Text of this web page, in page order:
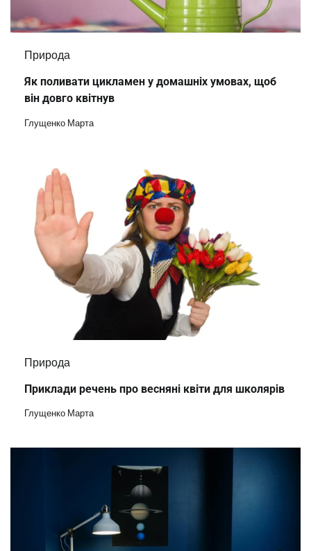
Природа
Як поливати цикламен у домашніх умовах, щоб
він довго квітнув
Глущенко Марта
Природа
Приклади речень про весняні квіти для школярів
Глущенко Марта